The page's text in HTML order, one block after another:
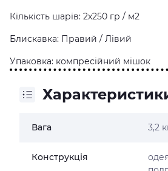
Кількість шарів: 2х250 гр / м2
Блискавка: Правий / Лівий
Упаковка: компресійний мішок
Вага 3,2
Конструкція